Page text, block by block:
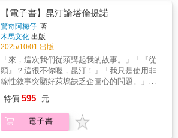
打算用這樂曲來代表軍隊對抗怪獸的掙扎。在
因病休息一段時間後，伊福部在《哥吉拉大戰
王者基多拉》再度回歸，堅持管弦樂團要看著
投射在大銀幕的電影片段錄製配樂，儘管這做
法已經很少用了。伊福部沉思道：「創作那些
在區區十年左右就會改變意義的、軟弱無力的
音樂，又有什麼用呢？」全世界聽見的怒吼聲
哥吉拉的吼聲是錄音工程經過反覆試錯創作出
來的。他們先混合錄到的大型動物聲音，像是
合，結果總是無法產生想要的衝擊。接著，他
們用樂器實驗。管樂器行不通——聲音太簡
拉和摩斯拉等飛行怪獸，也操作模型飛機、火
車、船舶等等。連哥吉拉的尾巴也是鋼絲懸吊
操作；實體特效團隊使用各種方法藉著煙火與
爆炸，還有人造煙霧來模擬毀壞；雕塑師與模
型團隊負責設計與手工製造怪獸裝，經常用黏
土做原型，隨著時間逐步進化改良他們的方法
與材料；背景畫家負責繪製壯觀的天空、山脈
（包括富士山）、雲層甚至外太空以製造模型
布景後面的景深與真實感，還有各種接景繪
圖，畫家島倉二千六就以「畫雲之神」聞名；
「一直畫射線的男人」飯塚定雄用添加閃光與
溶解動畫火焰，創造出怪獸史上最有衝擊力的
的工具，電影人的使命就是不斷講故事。★＿
＿少年得志，雲端跌落，拋開「藝術家」與
「大導演」的偶包與人設 ●電影之路：南加
州大學電影學院畢業後，朱浩偉瞬間成為好萊
塢金童，但電影卻遲遲未能開拍，最後竟只得
到執導小成本續集電影《舞力全開》的機會。
朱浩偉難掩失落，猶豫不決時，媽媽一語驚
醒：「面對題材，你什麼時候變得這麼勢利？
你不是說故事的人嗎？」最後，他猶如天使在
錄的一朵花來。 ●好萊塢的挑戰與突破：在
幾乎被定位成高票房續集影片導演之際，朱浩
人尚未成名，難以籌資開拍。完成《外賣》
後，兩人建立經驗與聲望，時隔9年，於2010年
再次來台取材，探訪不同夜市，最終選中通化
夜市。然而，資金始終未到位，10年過去，兩
人陸續合作出《小明星》、《夜晚還年輕》、
《歡迎光臨奇幻城堡》、《火紅大箭男》。 當
兩人電影歷練越發茁壯，終於，2021年法國片
相》、《小偷家族》、《我是布萊克》等金棕
櫚電影）成了第一個支持者，資金逐漸到位，
一路走來25年，《左撇子女孩》終於開拍！ Ⓞ
構築出獨屬於他的人間映像與藝術哲學。在今
日這個節奏快速、影像喧囂的時代，小津安二
郎的電影彷彿一座靜默的燈塔，引領觀者重新
思考觀看的方式、藝術的本質，與人生真正的
重量。 「儘管世代更迭，小津電影的評價
仍持續升高，毫無衰退跡象。支持此風潮的不
只是電影從業人員，更包括廣大的觀眾，而小
津式電影語法更早已滲入當代導演的創作骨
幹。 小津終其一生充實自身的哲學與美學
取勝的電影，構築出猶如私小說般豐富飽滿的
小津電影。」——竹林出 Takebayash Izuru
美好中產階級生活的寫照，更是藝術家對個人
生命與集體意識的沉思。 本書以扎實的研
究與豐富素材，回望小津的生平、性格與創作
歷程，並從文學、戰爭、人性等多重面向，剖
析其電影語言與思想脈絡。書中深入探討：
・小津與大正時期小說家的連結、對私小說式
風格的吸納 ・如何將站上中國戰線的經
歷，轉化為作品中更深層的精神痛苦與美學意
識 ・他對演員的獨特指導與對鏡頭的哲學
性思考 ・「泥中之蓮」式的藝術美學：不
迴避汙濁，卻在其中尋找潔淨之光 「能恆久不
變的事物，才能永保新意。」——小津安二郎
開始⋯⋯2000年蕭菊貞導演的作品《銀簪子》
獲得金馬獎最佳紀錄片，她從父親戰亂下的離
散人生輻射出一個大時代的故事，如今這一部
紀錄片已經成為想認識與研究第一代老兵故事
的重要文化內容。2025年新版《銀簪子》再出
版，透過經典之作的再現，讓沒能參與的我
們，得以再次認識故事裡的主角「蕭老爹」，
從導演筆下的電影紀實和生命追溯，讓我們感
受到那一代人的漂泊。新版《銀簪子》更收錄
親與父親的親筆書寫，兩者合一，更讓大時代
下的小人物悲喜樂章，更立體而溫潤。這部以
【電子書】昆汀論塔倫提諾
驚奇阿梅仔 著
木馬文化 出版
2025/10/01 出版
「來，這次我們從頭講起我的故事。」「『從
頭』？這很不你喔，昆汀！」「我只是使用非
線性敘事突顯好萊塢缺乏企圖心的問題。」從
前，有個好萊塢》鬼才導演昆汀．塔倫提諾與
他的９部電影鍊成術全公開！昆汀電影的非線
性敘事手法和數不清的典故讓你頭昏腦脹？讓
特價 595 元
電子書